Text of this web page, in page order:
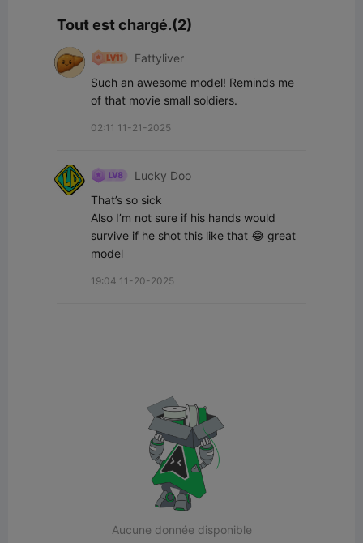
Tout est chargé.(2)
Fattyliver
Such an awesome model! Reminds me
of that movie small soldiers.
02:11 11-21-2025
Lucky Doo
That’s so sick
Also I’m not sure if his hands would
survive if he shot this like that 😂 great
model
19:04 11-20-2025
Aucune donnée disponible